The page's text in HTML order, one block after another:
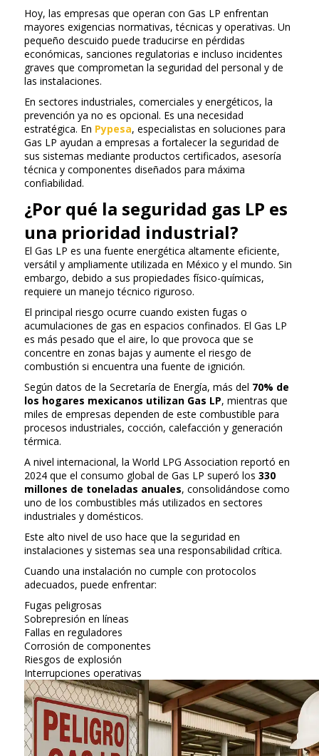
Hoy, las empresas que operan con Gas LP enfrentan
mayores exigencias normativas, técnicas y operativas. Un
pequeño descuido puede traducirse en pérdidas
económicas, sanciones regulatorias e incluso incidentes
graves que comprometan la seguridad del personal y de
las instalaciones.
En sectores industriales, comerciales y energéticos, la
prevención ya no es opcional. Es una necesidad
estratégica. En Pypesa, especialistas en soluciones para
Gas LP ayudan a empresas a fortalecer la seguridad de
sus sistemas mediante productos certificados, asesoría
técnica y componentes diseñados para máxima
confiabilidad.
¿Por qué la seguridad gas LP es
una prioridad industrial?
El Gas LP es una fuente energética altamente eficiente,
versátil y ampliamente utilizada en México y el mundo. Sin
embargo, debido a sus propiedades físico-químicas,
requiere un manejo técnico riguroso.
El principal riesgo ocurre cuando existen fugas o
acumulaciones de gas en espacios confinados. El Gas LP
es más pesado que el aire, lo que provoca que se
concentre en zonas bajas y aumente el riesgo de
combustión si encuentra una fuente de ignición.
Según datos de la Secretaría de Energía, más del 70% de
los hogares mexicanos utilizan Gas LP, mientras que
miles de empresas dependen de este combustible para
procesos industriales, cocción, calefacción y generación
térmica.
A nivel internacional, la World LPG Association reportó en
2024 que el consumo global de Gas LP superó los 330
millones de toneladas anuales, consolidándose como
uno de los combustibles más utilizados en sectores
industriales y domésticos.
Este alto nivel de uso hace que la seguridad en
instalaciones y sistemas sea una responsabilidad crítica.
Cuando una instalación no cumple con protocolos
adecuados, puede enfrentar:
Fugas peligrosas
Sobrepresión en líneas
Fallas en reguladores
Corrosión de componentes
Riesgos de explosión
Interrupciones operativas